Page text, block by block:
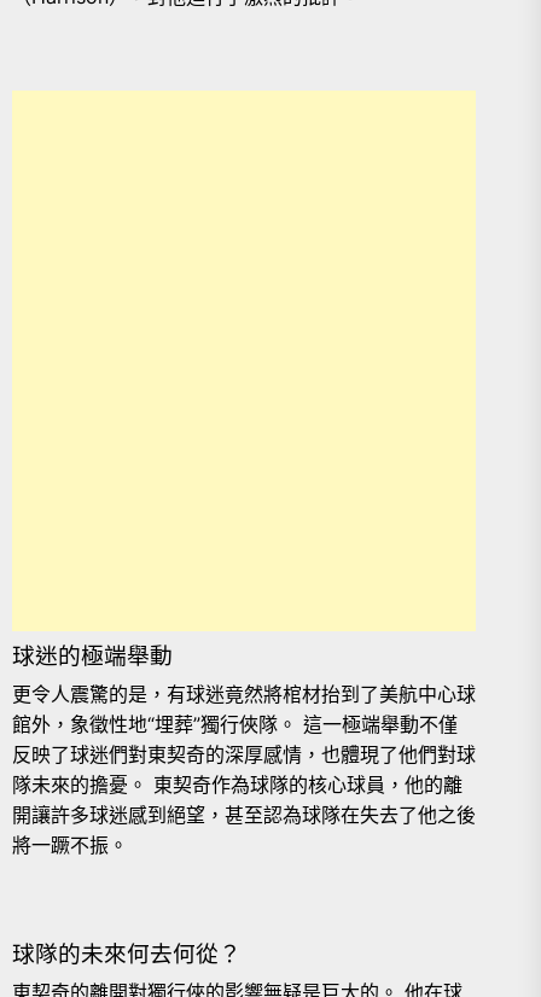
球迷的極端舉動
更令人震驚的是，有球迷竟然將棺材抬到了美航中心球
館外，象徵性地“埋葬”獨行俠隊。 這一極端舉動不僅
反映了球迷們對東契奇的深厚感情，也體現了他們對球
隊未來的擔憂。 東契奇作為球隊的核心球員，他的離
開讓許多球迷感到絕望，甚至認為球隊在失去了他之後
將一蹶不振。
球隊的未來何去何從？
東契奇的離開對獨行俠的影響無疑是巨大的。 他在球